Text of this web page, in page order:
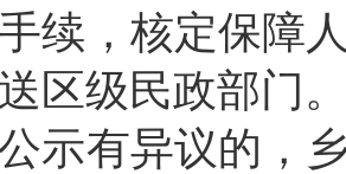
续，核定保障
区级民政部门
示有异议的，